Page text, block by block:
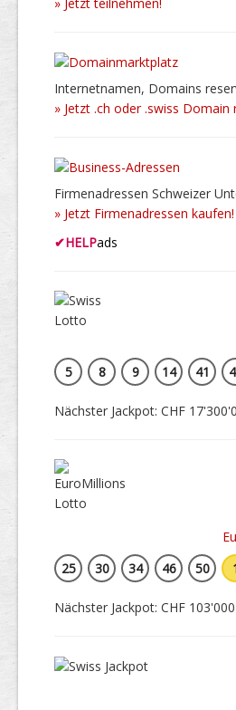
Internetnamen, Domains
» Jetzt .ch oder .swiss Domain
Firmenadressen Schweizer
» Jetzt Firmenadressen kaufen!
✔HELPads
5
8 9 14 41
Nächster Jackpot: CHF
25
30 34 46 50
Nächster Jackpot: CHF